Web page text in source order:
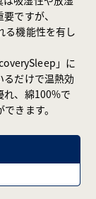
ですが、
る機能性を有し
」に
るだけで温熱効
れ、綿100%で
きます。